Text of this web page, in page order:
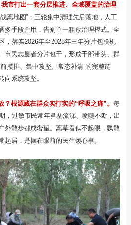
市打出一套分层推进、全域覆盖的治理
蒿地图”；三轮集中清理先后落地，人工
多手段并用，告别单一粗放治理模式。全
，落实2026年至2028年三年分片包联机
市民志愿者分片包干，形成干部带头、群
摸排、集中攻坚、常态补清”的完整链
向系统攻坚。
根源藏在群众实打实的“呼吸之痛”。 每
，过敏市民常年鼻塞流涕、喷嚏不断，出
外散步都成奢望。蒿草看似不起眼，飘散
起居，是摆在眼前的民生烦心事。